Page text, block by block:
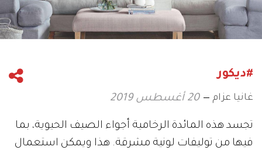
#ديكور
غانيا عزام 20 أغسطس 2019
تجسد هذه المائدة الرخامية أجواء الصيف الحيوية، بما
فيها من توليفات لونية مشرقة. هذا ويمكن استعمال